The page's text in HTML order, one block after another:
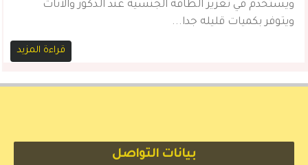
ويستخدم في تعزيز الطاقة الجنسية عند الذكور والاناث
ويتوفر بكميات قليله جدا...
قراءة المزيد
بيانات التواصل